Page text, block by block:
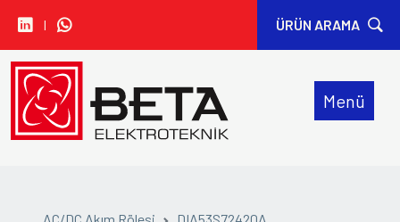
I ÜRÜN ARAMA
Menü
• CARLO GAVAZZI
• IDEM SAFETY